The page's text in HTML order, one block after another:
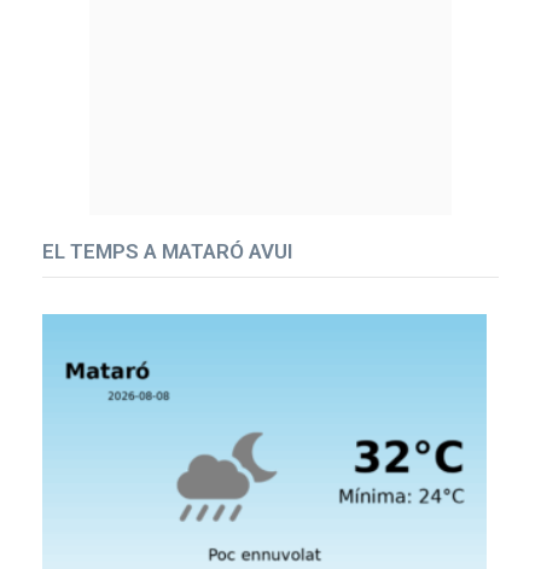
EL TEMPS A MATARÓ AVUI